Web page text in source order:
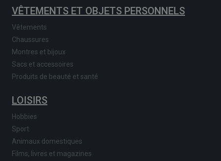
VÊTEMENTS ET OBJETS PERSONNELS
Vêtements
Chaussures
Montres et bijoux
Sacs et accessoires
Produits de beauté et santé
LOISIRS
Hobbies
Sport
Animaux domestiques
Films, livres et magazines